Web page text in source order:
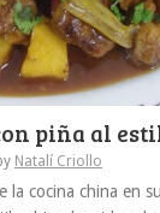
piña al
Natalí Criollo
la cocina china en